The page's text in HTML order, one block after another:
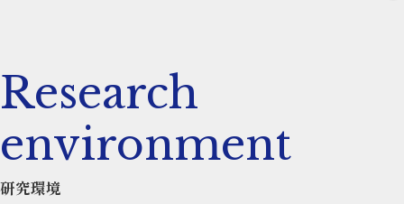
Research
environment
研究環境